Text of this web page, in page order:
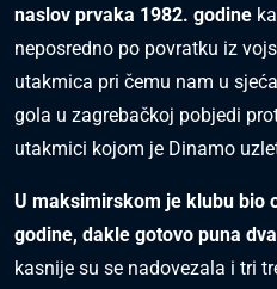
naslov prvaka 1982. godine
neposredno po povratku iz
utakmica pri čemu nam u
gola u zagrebačkoj pobjedi
utakmici kojom je Dinamo
U maksimirskom je klubu bio
godine, dakle gotovo puna
kasnije su se nadovezala i tri